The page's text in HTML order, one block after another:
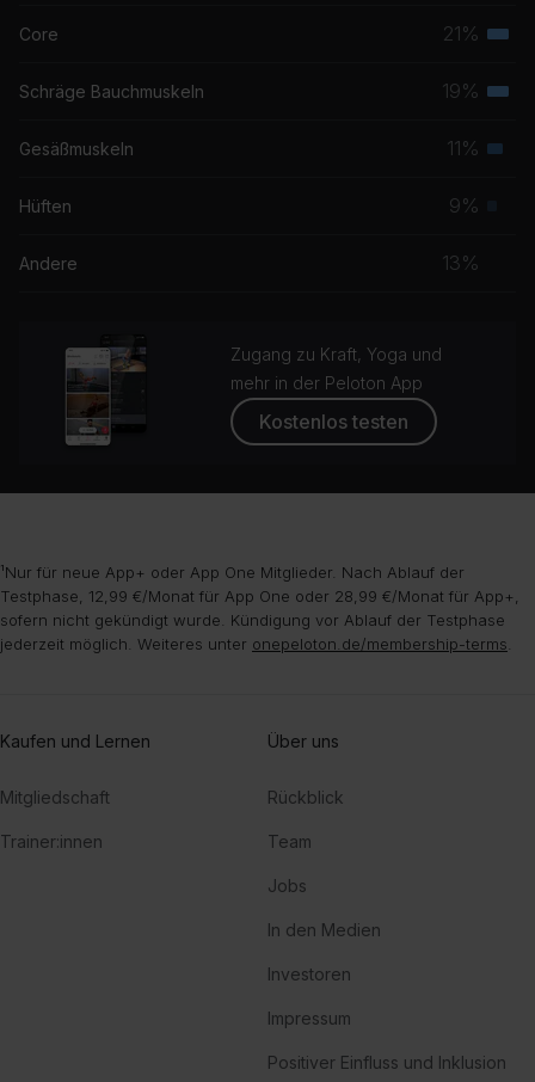
Core 21%
Schräge Bauchmuskeln 19%
Gesäßmuskeln 11%
Hüften 9%
Andere 13%
Zugang zu Kraft, Yoga und
mehr in der Peloton App
Kostenlos testen
¹Nur für neue App+ oder App One Mitglieder. Nach Ablauf der
Testphase, 12,99 €/Monat für App One oder 28,99 €/Monat für App+,
sofern nicht gekündigt wurde. Kündigung vor Ablauf der Testphase
jederzeit möglich. Weiteres unter onepeloton.de/membership-terms
Kaufen und Lernen
Mitgliedschaft
Trainer:innen
Über uns
Rückblick
Team
Jobs
In den Medien
Investoren
Impressum
Positiver Einfluss und Inklusion